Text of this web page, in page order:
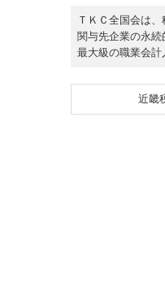
ＴＫＣ全国会は
関与先企業の永
最大級の職業会計
近畿